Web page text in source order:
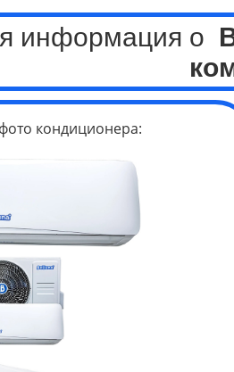
информация о
кондиционера: